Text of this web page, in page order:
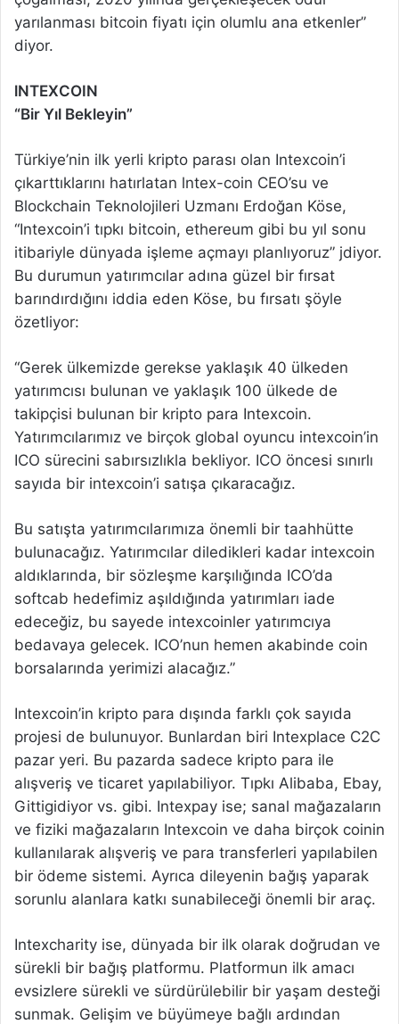
yarılanması bitcoin fiyatı için olumlu ana etkenler”
diyor.
lNTEXCOIN
“Bir Yıl Bekleyin”
Türkiye’nin ilk yerli kripto parası olan Intexcoin’i
çıkarttıklarını hatırlatan lntex-coin CEO’su ve
Blockchain Teknolojileri Uzmanı Erdoğan Köse,
“Intexcoin’i tıpkı bitcoin, ethereum gibi bu yıl sonu
itibariyle dünyada işleme açmayı planlıyoruz” jdiyor.
Bu durumun yatırımcılar adına güzel bir fırsat
barındırdığını iddia eden Köse, bu fırsatı şöyle
özetliyor:
“Gerek ülkemizde gerekse yaklaşık 40 ülkeden
yatırımcısı bulunan ve yaklaşık 100 ülkede de
takipçisi bulunan bir kripto para Intexcoin.
Yatırımcılarımız ve birçok global oyuncu intexcoin’in
ICO sürecini sabırsızlıkla bekliyor. ICO öncesi sınırlı
sayıda bir intexcoin’i satışa çıkaracağız.
Bu satışta yatırımcılarımıza önemli bir taahhütte
bulunacağız. Yatırımcılar diledikleri kadar intexcoin
aldıklarında, bir sözleşme karşılığında ICO’da
softcab hedefimiz aşıldığında yatırımları iade
edeceğiz, bu sayede intexcoinler yatırımcıya
bedavaya gelecek. ICO’nun hemen akabinde coin
borsalarında yerimizi alacağız.”
Intexcoin’in kripto para dışında farklı çok sayıda
projesi de bulunuyor. Bunlardan biri Intexplace C2C
pazar yeri. Bu pazarda sadece kripto para ile
alışveriş ve ticaret yapılabiliyor. Tıpkı Alibaba, Ebay,
Gittigidiyor vs. gibi. Intexpay ise; sanal mağazaların
ve fiziki mağazaların Intexcoin ve daha birçok coinin
kullanılarak alışveriş ve para transferleri yapılabilen
bir ödeme sistemi. Ayrıca dileyenin bağış yaparak
sorunlu alanlara katkı sunabileceği önemli bir araç.
Intexcharity ise, dünyada bir ilk olarak doğrudan ve
sürekli bir bağış platformu. Platformun ilk amacı
evsizlere sürekli ve sürdürülebilir bir yaşam desteği
sunmak. Gelişim ve büyümeye bağlı ardından